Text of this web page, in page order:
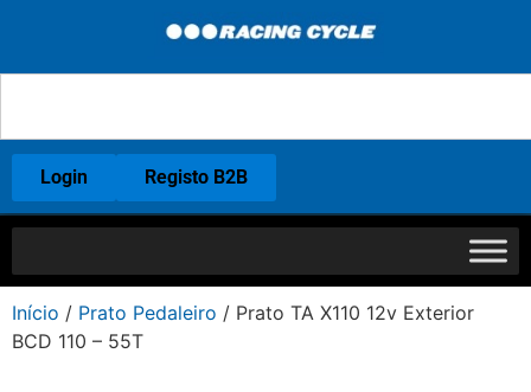
Login Registo B2B
Início / Prato Pedaleiro / Prato TA X110 12v Exterior
BCD 110 – 55T